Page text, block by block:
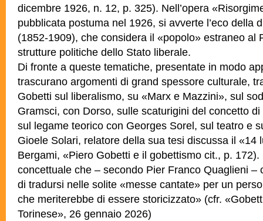
dicembre 1926, n. 12, p. 325). Nell’opera
pubblicata postuma nel 1926, si avverte l’eco della
(1852-1909), che considera il «popolo» estraneo al
strutture politiche dello Stato liberale.
Di fronte a queste tematiche, presentate in modo
trascurano argomenti di grand spessore culturale,
Gobetti sul liberalismo, su «Marx e Mazzini», sul
Gramsci, con Dorso, sulle scaturigini del concetto
sul legame teorico con Georges Sorel, sul teatro e
Gioele Solari, relatore della sua tesi discussa il «14
Bergami, «Piero Gobetti e il gobettismo cit., p.
concettuale che – secondo Pier Franco Quaglieni –
di tradursi nelle solite «messe cantate» per un
che meriterebbe di essere storicizzato» (cfr.
Torinese», 26 gennaio 2026)